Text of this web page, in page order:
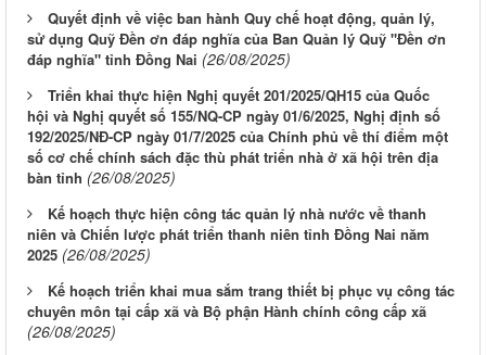
Quyết định về việc ban hành Quy chế hoạt động, quản lý,
sử dụng Quỹ Đền ơn đáp nghĩa của Ban Quản lý Quỹ "Đền ơn
đáp nghĩa" tỉnh Đồng Nai (26/08/2025)
Triển khai thực hiện Nghị quyết 201/2025/QH15 của Quốc
hội và Nghị quyết số 155/NQ-CP ngày 01/6/2025, Nghị định số
192/2025/NĐ-CP ngày 01/7/2025 của Chính phủ về thí điểm một
số cơ chế chính sách đặc thù phát triển nhà ở xã hội trên địa
bàn tỉnh (26/08/2025)
Kế hoạch thực hiện công tác quản lý nhà nước về thanh
niên và Chiến lược phát triển thanh niên tỉnh Đồng Nai năm
2025 (26/08/2025)
Kế hoạch triển khai mua sắm trang thiết bị phục vụ công tác
chuyên môn tại cấp xã và Bộ phận Hành chính công cấp xã
(26/08/2025)